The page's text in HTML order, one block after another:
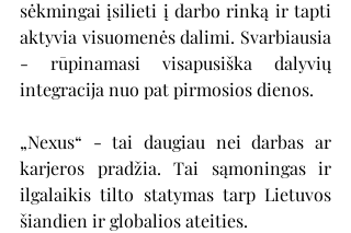
sėkmingai įsilieti į darbo rinką ir tapti
aktyvia visuomenės dalimi. Svarbiausia
- rūpinamasi visapusiška dalyvių
integracija nuo pat pirmosios dienos.
„Nexus“ - tai daugiau nei darbas ar
karjeros pradžia. Tai sąmoningas ir
ilgalaikis tilto statymas tarp Lietuvos
šiandien ir globalios ateities.